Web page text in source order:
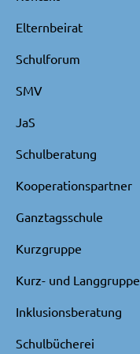
Elternbeirat
Schulforum
SMV
JaS
Schulberatung
Kooperationspartner
Ganztagsschule
Kurzgruppe
Kurz- und Langgruppe
Inklusionsberatung
Schulbücherei